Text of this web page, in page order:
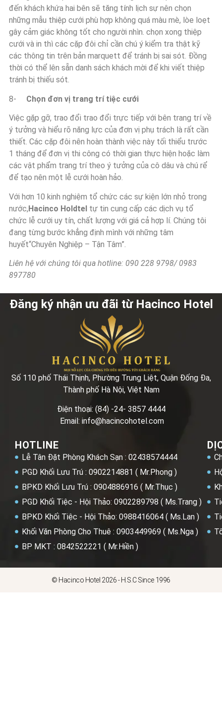
đến khách khứa hai bên sẽ tăng tính lịch sự nên chọn
những mẫu thiệp cưới phù hợp không quá màu mè, lòe loẹt
gây cảm giác không tốt cho người nhìn. chọn xong thiệp
cưới và in thì các cặp đôi chỉ cần chú ý kiểm tra thật kỹ
các thông tin trên bản marquett để tránh bị sai sót. Đồng
thời có thể lên sẵn danh sách khách mời để khi viết thiệp
tránh bị thiếu sót.
8- Chọn đơn vị trang trí tiệc cưới
Việc gặp gỡ, trao đổi trao đổi trực tiếp với bên trang trí về
ý tưởng và hiểu rõ năng lực của đơn vị phụ trách là rất cần
thiết. Các cặp đôi nên hoàn thành việc này tối thiểu trước
1 tháng để đơn vị thi công có thời gian thực hiện hoặc làm
các vật phẩm trang trí theo ý tưởng của cô dâu và chú rể
để tạo nên một lễ cưới hoàn hảo.
Với hơn 10 kinh nghiệm tổ chức các sự kiện lớn nhỏ trong
nước,Hacinco Holdtel tự tin cung cấp các dịch vụ tổ
chức lễ cưới uy tín, chất lượng với giá cả hợp lí. Chúng tôi
đang từng bước khẳng định mình với những tâm
huyết“Chuyên Nghiệp – Tận Tâm”.
Liên hệ với chúng tôi qua hotline: 090 228 9798/ 0983
897780
Đăng ký nhận ưu đãi từ Hacinco Hotel
Số 110 phố Thái Thịnh, Phường Trung Liệt, Quận Đống Đa,
Thành phố Hà Nội, Việt Nam
Điện thoại: (84) -24- 3857 4444
Email: info@hacincohotel.com
HOTLINE
Lễ Tân Đặt Phòng Khách Sạn : 02438574444
PGD Khối Lưu Trú : 0902214881 ( Mr.Phong )
BPKD Khối Lưu Trú : 0904886916 ( Mr.Thục )
PGD Khối Tiệc - Hội Thảo: 0902289798 ( Ms.Trang )
BPKD Khối Tiệc - Hội Thảo: 0988416064 ( Ms.Lan )
Khối Văn Phòng Cho Thuê : 0903449969 ( Ms.Nga )
BP MKT : 0842522221 ( Mr.Hiền )
© Hacinco Hotel 2026 - H.S.C Since 1996